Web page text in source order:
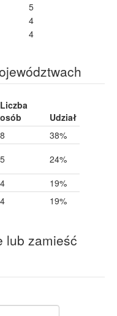
5
4
4
Liczba
osób
Udział
8
38%
5
24%
4
19%
4 19%
lub zamieść